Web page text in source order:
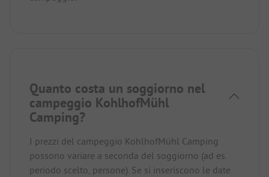
Quanto costa un soggiorno nel
campeggio KohlhofMühl
Camping?
I prezzi del campeggio KohlhofMühl Camping
possono variare a seconda del soggiorno (ad es.
periodo scelto, persone). Se si inseriscono le date